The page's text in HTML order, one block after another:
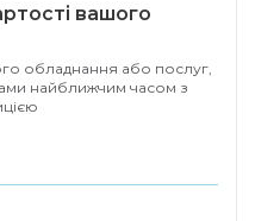
з Google
руки для
Google Assistant та
залежно від мови
вашого
обладнання або послуг,
найближчим часом з